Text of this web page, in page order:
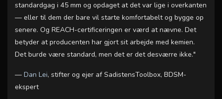
standardgag i 45 mm og opdaget at det var lige i overkanten
— eller til dem der bare vil starte komfortabelt og bygge op
senere. Og REACH-certificeringen er værd at nævne. Det
betyder at producenten har gjort sit arbejde med kemien.
Det burde være standard, men det er det desværre ikke."
— Dan Lei, stifter og ejer af SadistensToolbox, BDSM-
ekspert